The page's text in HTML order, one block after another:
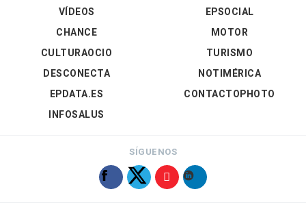
VÍDEOS
EPSOCIAL
CHANCE
CULTURAOCIO
DESCONECTA
EPDATA.ES
INFOSALUS
MOTOR
TURISMO
NOTIMÉRICA
CONTACTOPHOTO
SÍGUENOS